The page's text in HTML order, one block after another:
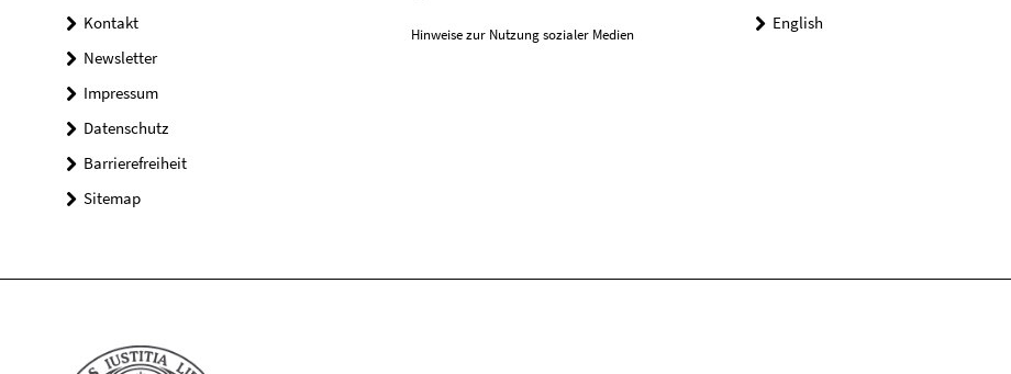
Kontakt
Newsletter
Impressum
Datenschutz
Barrierefreiheit
Sitemap
Hinweise zur Nutzung sozialer Medien
English